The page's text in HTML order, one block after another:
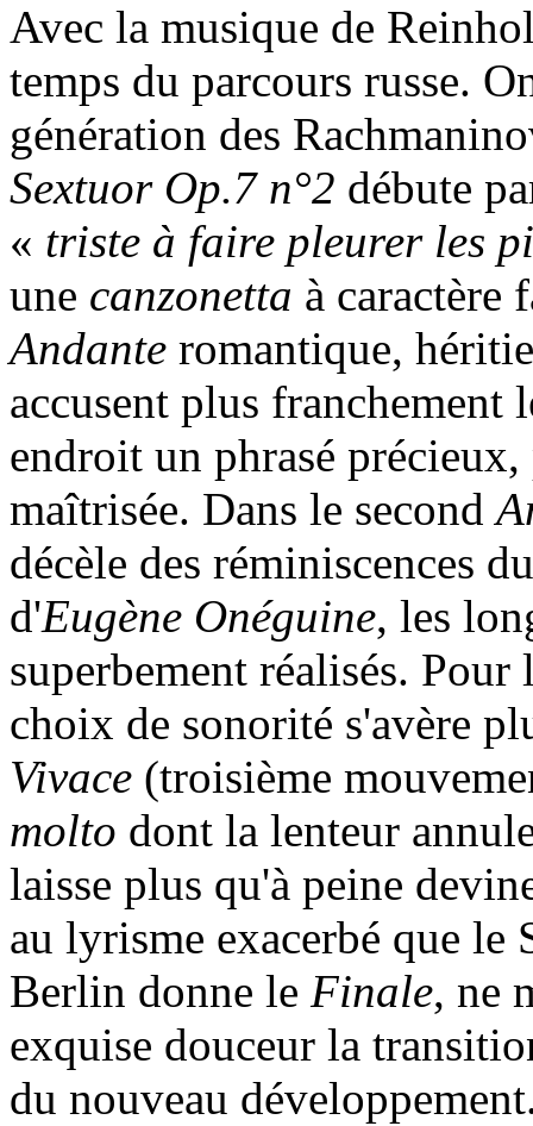
Avec la musique de
temps du parcours russe.
génération des
Sextuor Op.7 n°2 débute
« triste à faire pleurer les
une canzonetta à caractère
Andante romantique,
accusent plus franchement
endroit un phrasé
maîtrisée. Dans le second
décèle des réminiscences
d'Eugène Onéguine, les
superbement réalisés.
choix de sonorité s'avère
Vivace (troisième
molto dont la lenteur
laisse plus qu'à peine
au lyrisme exacerbé que
Berlin donne le Finale, ne
exquise douceur la
du nouveau